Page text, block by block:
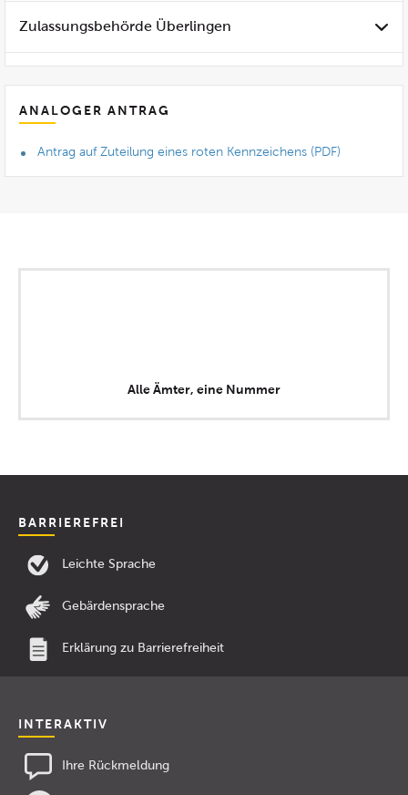
Zulassungsbehörde Überlingen
ANALOGER ANTRAG
Antrag auf Zuteilung eines roten Kennzeichens (PDF)
Alle Ämter, eine Nummer
BARRIEREFREI
Leichte Sprache
Gebärdensprache
Erklärung zu Barrierefreiheit
INTERAKTIV
Ihre Rückmeldung